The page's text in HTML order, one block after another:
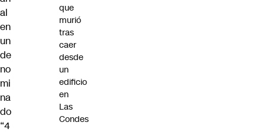
al
en
un
de
no
mi
na
do
“4
que
murió
tras
caer
desde
un
edificio
en
Las
Condes